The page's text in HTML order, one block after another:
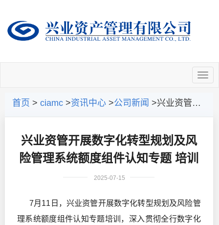
首页 > ciamc >资讯中心 >公司新闻 >兴业资管开展数字化转型规划及风险管理系统额度组件认知专题 培训
兴业资管开展数字化转型规划及风
险管理系统额度组件认知专题 培训
2025-07-15
7月11日，兴业资管开展数字化转型规划及风险管
理系统额度组件认知专题培训，深入贯彻全行数字化